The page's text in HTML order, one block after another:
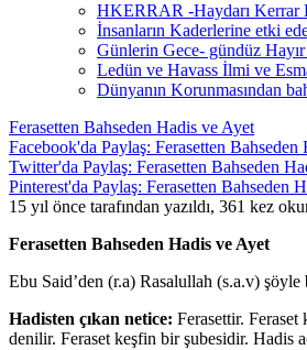
HKERRAR -Haydarı Kerrar
İnsanların Kaderlerine etki
Günlerin Gece- gündüz
Ledün ve Havass İlmi ve
Dünyanın Korunmasından
Ferasetten Bahseden Hadis ve Ayet
Facebook'da Paylaş: Ferasetten Bahseden
Twitter'da Paylaş: Ferasetten Bahseden
Pinterest'da Paylaş: Ferasetten Bahseden
15 yıl önce tarafından yazıldı, 361 kez
Ferasetten Bahseden Hadis ve Ayet
Ebu Said’den (r.a) Rasalullah (s.a.v)
Hadisten çıkan netice: Ferasettir.
denilir. Feraset keşfin bir şubesidir. Hadis